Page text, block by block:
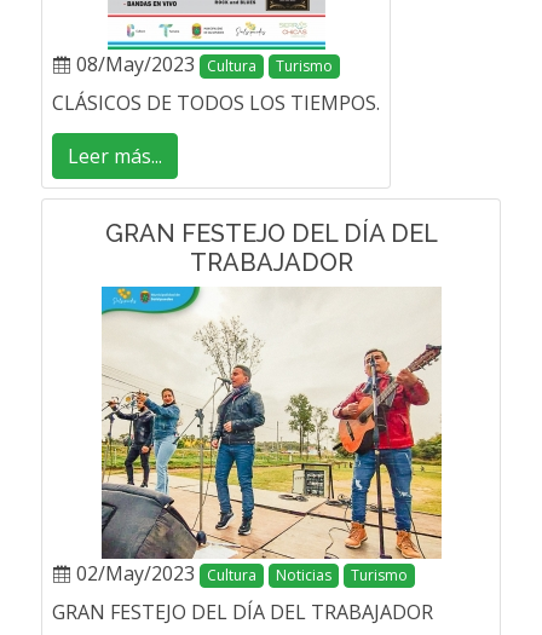
08/May/2023 Cultura Turismo
CLÁSICOS DE TODOS LOS TIEMPOS.
Leer más...
GRAN FESTEJO DEL DÍA DEL
TRABAJADOR
02/May/2023 Cultura Noticias Turismo
GRAN FESTEJO DEL DÍA DEL TRABAJADOR